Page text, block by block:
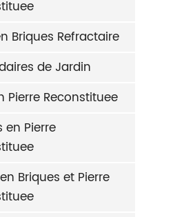
Briques Refractaire
de Jardin
Pierre Reconstituee
en Pierre
Briques et Pierre